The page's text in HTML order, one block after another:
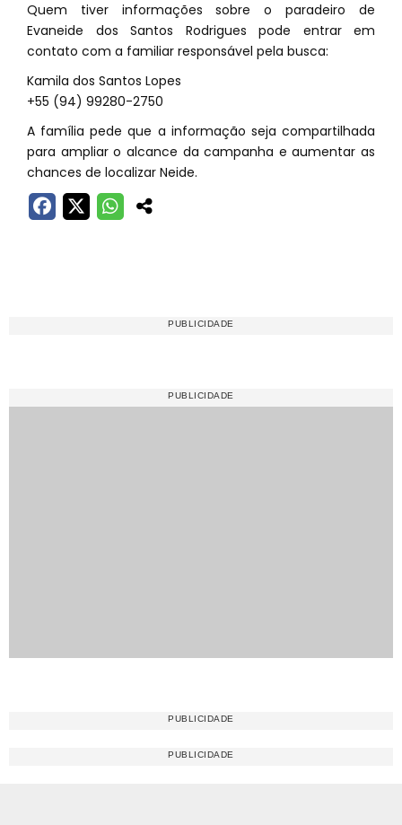
Quem tiver informações sobre o paradeiro de
Evaneide dos Santos Rodrigues pode entrar em
contato com a familiar responsável pela busca:
Kamila dos Santos Lopes
+55 (94) 99280-2750
A família pede que a informação seja compartilhada
para ampliar o alcance da campanha e aumentar as
chances de localizar Neide.